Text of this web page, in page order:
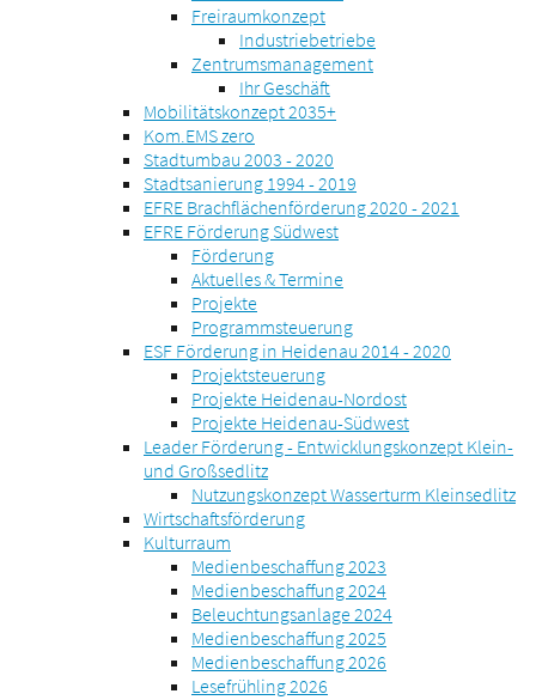
Freiraumkonzept
Industriebetriebe
Zentrumsmanagement
Ihr Geschäft
Mobilitätskonzept 2035+
Kom.EMS zero
Stadtumbau 2003 - 2020
Stadtsanierung 1994 - 2019
EFRE Brachflächenförderung 2020 - 2021
EFRE Förderung Südwest
Förderung
Aktuelles & Termine
Projekte
Programmsteuerung
ESF Förderung in Heidenau 2014 - 2020
Projektsteuerung
Projekte Heidenau-Nordost
Projekte Heidenau-Südwest
Leader Förderung - Entwicklungskonzept Klein-
und Großsedlitz
Nutzungskonzept Wasserturm Kleinsedlitz
Wirtschaftsförderung
Kulturraum
Medienbeschaffung 2023
Medienbeschaffung 2024
Beleuchtungsanlage 2024
Medienbeschaffung 2025
Medienbeschaffung 2026
Lesefrühling 2026